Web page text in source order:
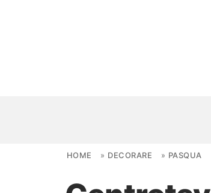
HOME » DECORARE » PASQUA